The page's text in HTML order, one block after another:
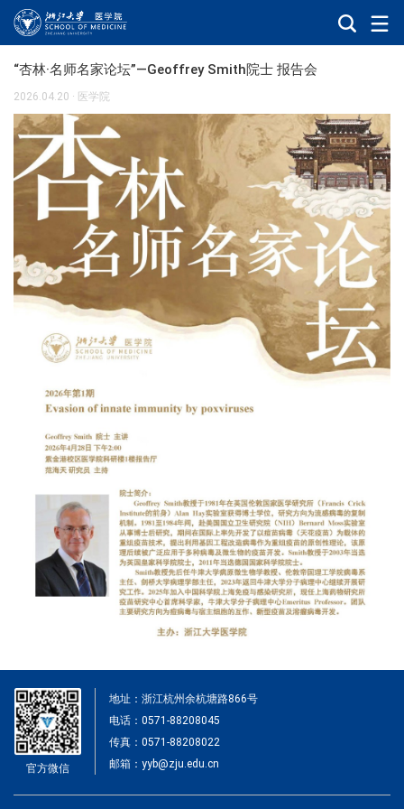
“杏林·名师名家论坛”—Geoffrey Smith院士 报告会
2026.04.20 · 医学院
官方微信
地址：浙江杭州余杭塘路866号
电话：0571-88208045
传真：0571-88208022
邮箱：yyb@zju.edu.cn